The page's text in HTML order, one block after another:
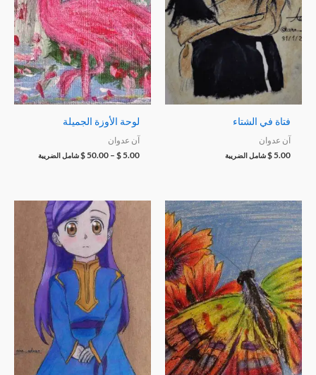
فتاة في الشتاء
آن عدوان
$5.00 شامل الضريبة
لوحة الأوزة الجميلة
آن عدوان
$5.00
–
$50.00 شامل الضريبة